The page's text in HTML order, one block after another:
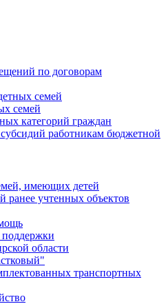
по договорам
семей
семей
категорий граждан
работникам бюджетной
имеющих детей
ранее учтенных объектов
поддержки
области
транспортных